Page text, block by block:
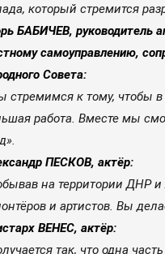
который стремится
БАБИЧЕВ, руководитель
самоуправлению,
Совета:
стремимся к тому, чтобы
работа. Вместе мы
ПЕСКОВ, актёр:
на территории ДНР
и артистов. Вы
ВЕНЕС, актёр:
так, что одна